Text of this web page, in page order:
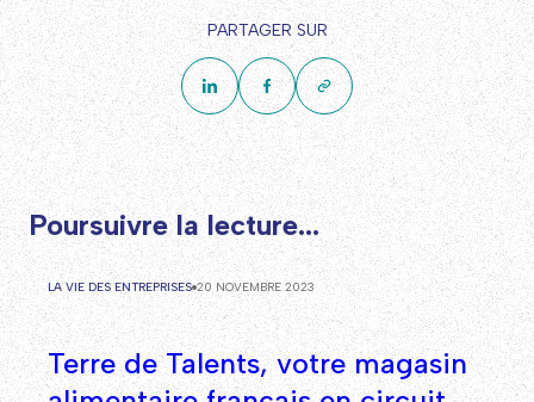
PARTAGER SUR
Poursuivre la lecture...
LA VIE DES ENTREPRISES 20 NOVEMBRE 2023
Terre de Talents, votre magasin